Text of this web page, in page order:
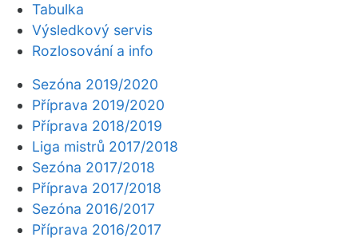
Tabulka
Výsledkový servis
Rozlosování a info
Sezóna 2019/2020
Příprava 2019/2020
Příprava 2018/2019
Liga mistrů 2017/2018
Sezóna 2017/2018
Příprava 2017/2018
Sezóna 2016/2017
Příprava 2016/2017